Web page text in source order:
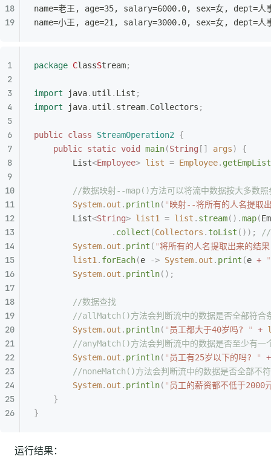
name=老王, age=35, salary=6000.0, sex=女, dept=人
name=小王, age=21, salary=3000.0, sex=女, dept=人
package ClassStream;
import java. util . List ;
import java. util . stream. Collectors ;
public class StreamOperation2 {
    public
static void main(String [] args)
{
        List
<Employee> list = Employee. getEmpList
//数据映射--map()方法可以将流中数据按大多数
        System
. out . println( " 映射--将所有的人名提取
        List
<String> list1 = list . stream().map(
                .
collect (Collectors . toList ());
//
        System
. out . print ( "将所有的人名提取出来的结
        list1
. forEach(e -> System. out . print (e + "
        System
. out . println();
        //数据查找
//allMatch()方法会判断流中的数据是否全部符合
        System
. out . println( " 员工都大于40岁吗? " +
//anyMatch()方法会判断流中的数据是否至少有一
        System
. out . println( " 员工有25岁以下的吗? "
+
//noneMatch()方法会判断流中的数据是否全部不
        System
. out . println( " 员工的薪资都不低于
    }
}
运行结果：